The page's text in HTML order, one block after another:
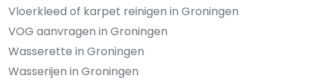
Vloerkleed of karpet reinigen in Groningen
VOG aanvragen in Groningen
Wasserette in Groningen
Wasserijen in Groningen